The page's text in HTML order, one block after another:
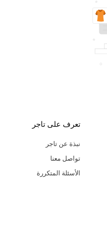
تعرف على تاجر
نبذة عن تاجر
تواصل معنا
الأسئلة المتكررة